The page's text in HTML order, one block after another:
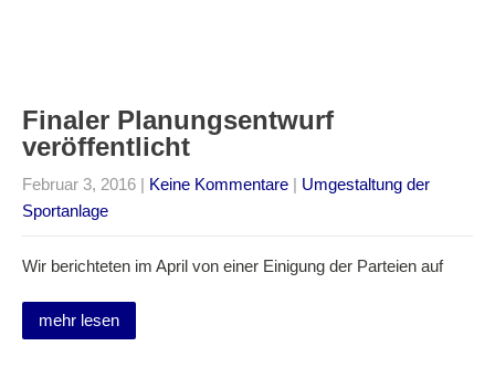
Finaler Planungsentwurf
veröffentlicht
Februar 3, 2016 | Keine Kommentare | Umgestaltung der
Sportanlage
Wir berichteten im April von einer Einigung der Parteien auf
mehr lesen